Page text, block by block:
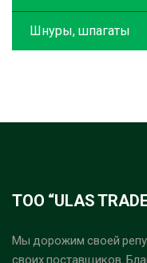
Шнуры, шпагаты
ТОО “ULAS
Мы дорожим своей
своих поставщиков.